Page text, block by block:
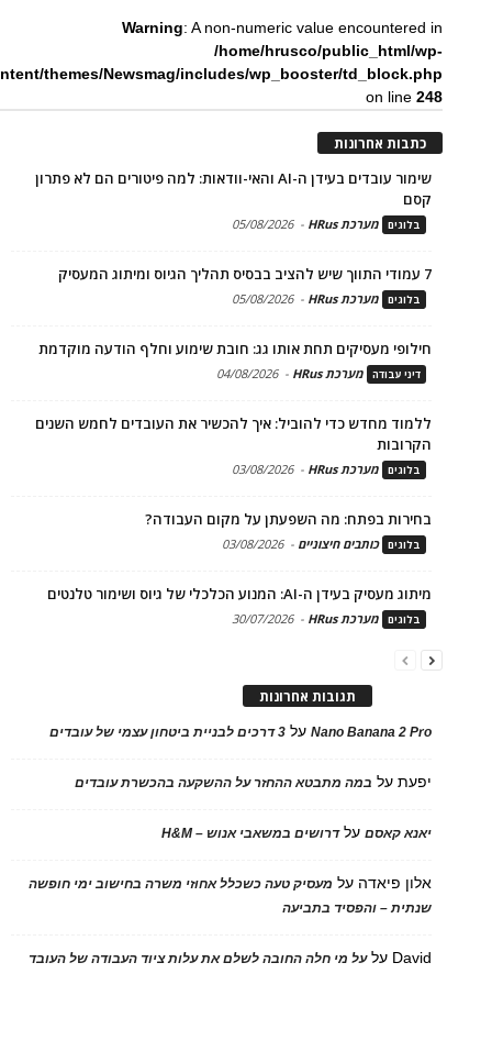
Warning: A non-numeric value encountered in
/home/hrusco/public_html/wp-
themes/Newsmag/includes/wp_booster/td_block.php
on line248
כתבות אחרונות
שימור עובדים בעידן ה-AI והאי-וודאות: למה פיטורים הם לא פתרון
קסם
בלוגים מערכת HRus -
05/08/2026
7 עמודי התווך שיש להציב בבסיס תהליך הגיוס ומיתוג המעסיק
בלוגים מערכת HRus -
05/08/2026
חילופי מעסיקים תחת אותו גג: חובת שימוע וחלף הודעה מוקדמת
דיני עבודה מערכת HRus -
04/08/2026
ללמוד מחדש כדי להוביל: איך להכשיר את העובדים לחמש השנים
הקרובות
בלוגים מערכת HRus -
03/08/2026
בחירות בפתח: מה השפעתן על מקום העבודה?
בלוגים כותבים חיצוניים -
03/08/2026
מיתוג מעסיק בעידן ה-AI: המנוע הכלכלי של גיוס ושימור טלנטים
בלוגים מערכת HRus -
30/07/2026
תגובות אחרונות
Nano Banana 2 Proעל 3 דרכים לבניית ביטחון עצמי של עובדים
יפעתעל במה מתבטא ההחזר על ההשקעה בהכשרת עובדים
יאנא קאסםעלדרושים במשאבי אנוש – H&M
אלון פיאדה על מעסיק טעה כשכלל אחוזי משרה בחישוב ימי חופשה
שנתית – והפסיד בתביעה
David עלעל מי חלה החובה לשלם את עלות ציוד העבודה של העובד